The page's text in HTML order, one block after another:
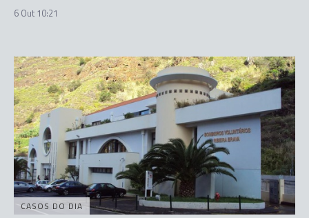
6 Out 10:21
CASOS DO DIA